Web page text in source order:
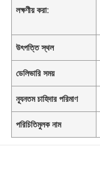
লক্ষণীয় করা:
উৎপত্তি স্থল
ডেলিভারি সময়
ন্যূনতম চাহিদার পরিমাণ
পরিচিতিমুলক নাম